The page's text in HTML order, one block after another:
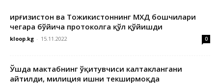
Қирғизистон ва Тожикистоннинг МХДҚ бошчилари
чегара бўйича протоколга қўл қўйишди
kloop.kg - 15.11.2022 0
Ўшда мактабнинг ўқитувчиси калтаклангани
айтилди, милиция ишни текширмоқда